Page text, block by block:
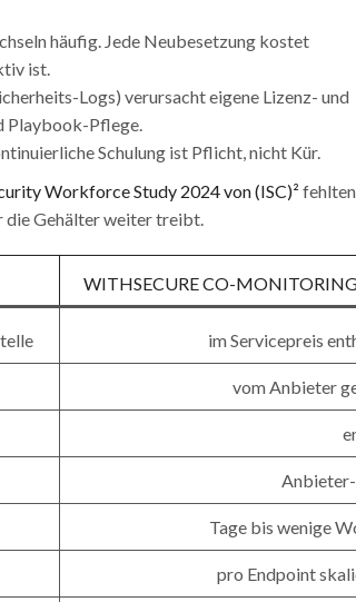
häufig. Jede Neubesetzung kostet
ist.
Logs) verursacht eigene Lizenz- und
Playbook-Pflege.
Schulung ist Pflicht, nicht Kür.
Workforce Study 2024 von (ISC)² fehlten
Gehälter weiter treibt.
WITHSECURE CO-
im Servicepreis
vom Anbieter
Tage bis wenige
pro Endpoint